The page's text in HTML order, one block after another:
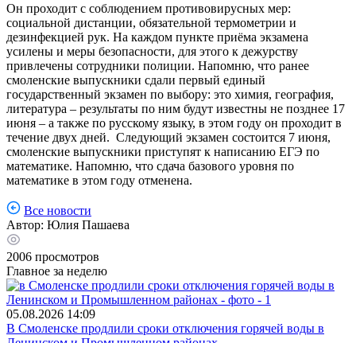
Он проходит с соблюдением противовирусных мер:
социальной дистанции, обязательной термометрии и
дезинфекцией рук. На каждом пункте приёма экзамена
усилены и меры безопасности, для этого к дежурству
привлечены сотрудники полиции. Напомню, что ранее
смоленские выпускники сдали первый единый
государственный экзамен по выбору: это химия, география,
литература – результаты по ним будут известны не позднее 17
июня – а также по русскому языку, в этом году он проходит в
течение двух дней. Следующий экзамен состоится 7 июня,
смоленские выпускники приступят к написанию ЕГЭ по
математике. Напомню, что сдача базового уровня по
математике в этом году отменена.
Все новости
Автор: Юлия Пашаева
2006 просмотров
Главное за неделю
05.08.2026 14:09
В Смоленске продлили сроки отключения горячей воды в